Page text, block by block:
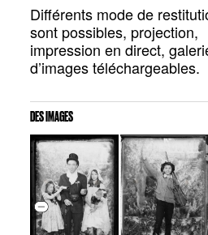
Différents mode de
sont possibles, projection,
impression en direct,
d’images téléchargeables.
DES IMAGES